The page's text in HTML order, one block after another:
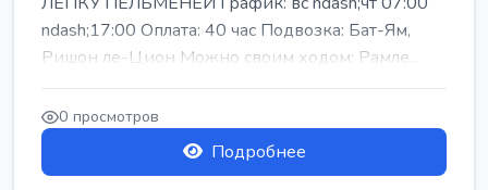
ndash;17:00 Оплата: 40 час Подвозка: Бат-Ям,
Ришон ле-Цион Можно своим ходом: Рамле...
0 просмотров
Подробнее